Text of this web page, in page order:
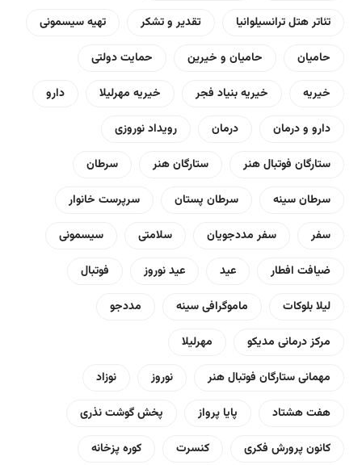
تئاتر هتل ترانسیلوانیا
تقدیر و تشکر
تهیه سیسمونی
حامیان
حامیان و خیرین
حمایت دولتی
خیریه
خیریه بنیاد فجر خیریه مهرلیلا
دارو
دارو و درمان
درمان
رویداد نوروزی
ستارگان فوتبال هنر
ستارگان هنر
سرطان
سرطان سینه
سرطان پستان
سرپرست خانوار
سفر
سفر مددجویان سلامتی
سیسمونی
ضیافت افطار
عید عید نوروز
فوتبال
لیلا بلوکات
ماموگرافی سینه
مددجو
مرکز درمانی مدیکو
مهرلیلا
مهمانی ستارگان فوتبال هنر
نوروز
نوزاد
هفت هشتاد
پایا پرواز
پخش گوشت نذری
کانون پرورش فکری
کنسرت کوره پزخانه